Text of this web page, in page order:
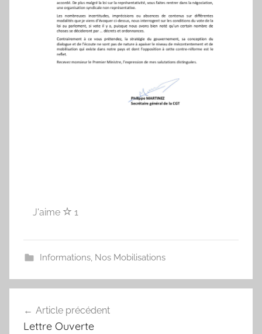
J'aime 1
Informations, Nos Mobilisations
de
Article précédent
Lettre Ouverte